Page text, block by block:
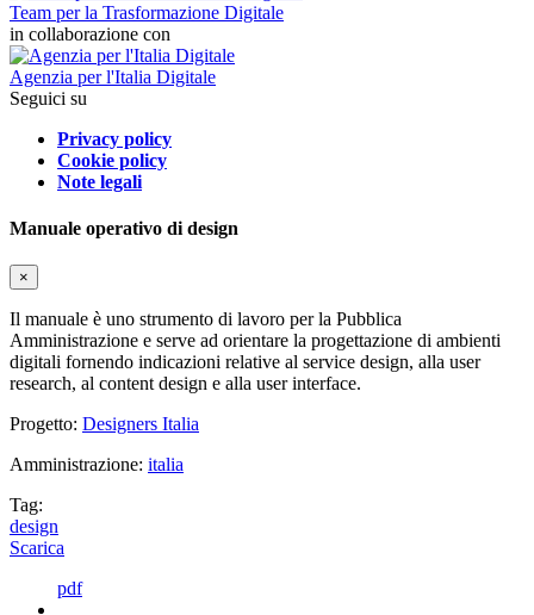
Team per la Trasformazione Digitale
in collaborazione con
Agenzia per l'Italia Digitale
Seguici su
Privacy policy
Cookie policy
Note legali
Manuale operativo di design
×
Il manuale è uno strumento di lavoro per la Pubblica
Amministrazione e serve ad orientare la progettazione di ambienti
digitali fornendo indicazioni relative al service design, alla user
research, al content design e alla user interface.
Progetto: Designers Italia
Amministrazione: italia
Tag:
design
Scarica
pdf